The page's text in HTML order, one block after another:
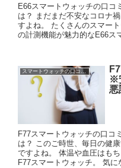
E66スマートウォッチの口
は？ まだまだ不安なコロナ
すよね。 たくさんのスマー
の計測機能が魅力的なE66ス
※
悪
F77スマートウォッチの口
は？ このご時世、毎日の健
ですよね。 体温や血圧はも
F77スマートウォッチ。 気